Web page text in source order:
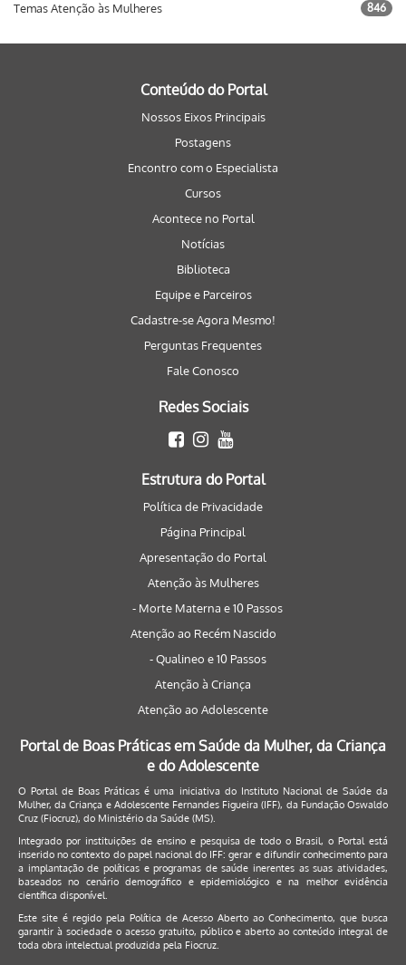
Temas Atenção às Mulheres 846
Conteúdo do Portal
Nossos Eixos Principais
Postagens
Encontro com o Especialista
Cursos
Acontece no Portal
Notícias
Biblioteca
Equipe e Parceiros
Cadastre-se Agora Mesmo!
Perguntas Frequentes
Fale Conosco
Redes Sociais
Estrutura do Portal
Política de Privacidade
Página Principal
Apresentação do Portal
Atenção às Mulheres
- Morte Materna e 10 Passos
Atenção ao Recém Nascido
- Qualineo e 10 Passos
Atenção à Criança
Atenção ao Adolescente
Portal de Boas Práticas em Saúde da Mulher, da Criança
e do Adolescente
O Portal de Boas Práticas é uma iniciativa do Instituto Nacional de Saúde da
Mulher, da Criança e Adolescente Fernandes Figueira (IFF), da Fundação Oswaldo
Cruz (Fiocruz), do Ministério da Saúde (MS).
Integrado por instituições de ensino e pesquisa de todo o Brasil, o Portal está
inserido no contexto do papel nacional do IFF: gerar e difundir conhecimento para
a implantação de políticas e programas de saúde inerentes as suas atividades,
baseados no cenário demográfico e epidemiológico e na melhor evidência
científica disponível.
Este site é regido pela Política de Acesso Aberto ao Conhecimento, que busca
garantir à sociedade o acesso gratuito, público e aberto ao conteúdo integral de
toda obra intelectual produzida pela Fiocruz.